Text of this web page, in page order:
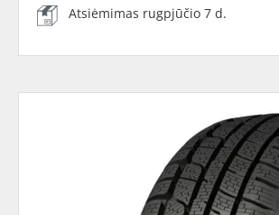
Atsiėmimas rugpjūčio 7 d.